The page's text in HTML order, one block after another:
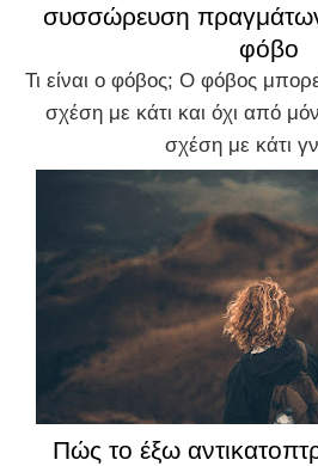
συσσώρευση
φόβο
Τι είναι ο φόβος; Ο φόβος
σχέση με κάτι και όχι από
σχέση με κάτι
Πώς το έξω